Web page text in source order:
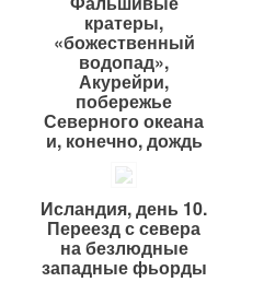
кратеры,
«божественный
водопад»,
Акурейри,
побережье
Северного океана
и, конечно, дождь
Исландия, день 10.
Переезд с севера
на безлюдные
западные фьорды